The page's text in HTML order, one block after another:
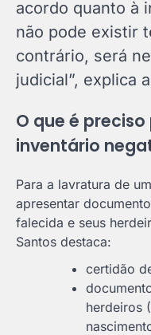
acordo quanto à
não pode existir
contrário, será
judicial”, explica
O que é
inventário
Para a lavratura de
apresentar
falecida e seus
Santos destaca:
certidão
herdeiros